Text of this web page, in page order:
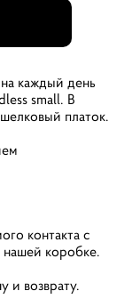
каждый день
small. В
платок.
контакта с
коробке.
и возврату.